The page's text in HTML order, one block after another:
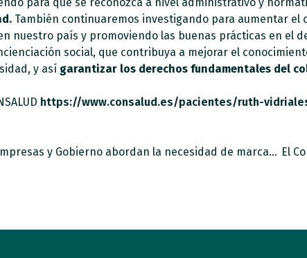
para que se reconozca a nivel administrativo y
También continuaremos investigando para aumentar
nuestro país y promoviendo las buenas prácticas en el
social, que contribuya a mejorar el
y así garantizar los derechos fundamentales del
https://www.consalud.es/pacientes/ruth-
El Tercer Sector, empresas y Gobierno abordan la necesidad de marcar la casilla Empresa Solidaria del Impuesto de Sociedades para atajar la desigualdad social tras la COVID-19